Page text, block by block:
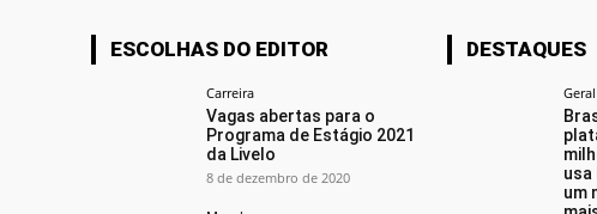
ESCOLHAS DO EDITOR
Carreira
Vagas abertas para o
Programa de Estágio 2021
da Livelo
8 de dezembro de 2020
DESTAQUES
Geral
usa
um